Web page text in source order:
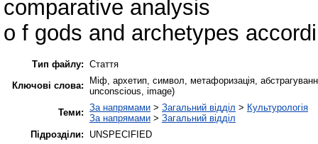
comparative analysis
o f gods and archetypes
Тип файлу: Стаття
Ключові слова:
Міф, архетип, символ, метафоризація,
unconscious, image)
Теми: За напрямами > Загальний відділ > Культурологія
За напрямами > Загальний відділ
Підрозділи:
UNSPECIFIED